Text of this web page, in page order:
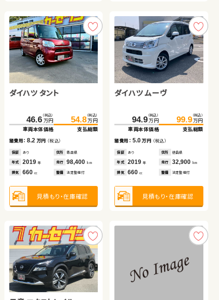
ダイハツ タント
46.6 （税込）
万円
車両本体価格
54.8 （税込）
万円
支払総額
諸費用：8.2 万円 （税込）
保証 あり 住所 青森県
年式 2019 年 走行 98,400 km
排気 660 cc 整備 法定整備付
見積もり・在庫確認
ダイハツ ムーヴ
94.9 （税込）
万円
車両本体価格
99.9 （税込）
万円
支払総額
諸費用： 5.0万円 （税込）
保証 あり 住所 徳島県
年式 2019年 走行 32,900 km
排気 660cc 整備 法定整備付
見積もり・在庫確認
スズキ アルト ＨＢ
95.5 （税込）
万円
車両本体価格
98.8 （税込）
万円
支払総額
諸費用：3.3 万円 （税込）
保証 あり 住所 青森県
年式 2022 年 走行 35,200 km
排気 660 cc 整備 法定整備付
見積もり・在庫確認
トヨタ ルーミー
138.0 （税込）
万円
車両本体価格
147.7 （税込）
万円
支払総額
諸費用： 9.7万円 （税込）
保証 あり 住所 福島県
年式 2022年 走行 56,000 km
排気 1,000 整備 法定整備付
見積もり・在庫確認
トヨタ ノア ハイブリッド
466.3 （税込）
万円
車両本体価格
479.5 （税込）
万円
支払総額
諸費用：13.2万円（税込）
保証 あり 住所 岩手県
年式 2023 年 走行 15,400 km
排気 1,800 整備 法定整備付
見積もり・在庫確認
トヨタ アクア
94.8万円
車両本体価格
諸費用：10.2万円 （税込）
保証 あり 住所 広島県
排気 1,500cc 整備 法定整備付